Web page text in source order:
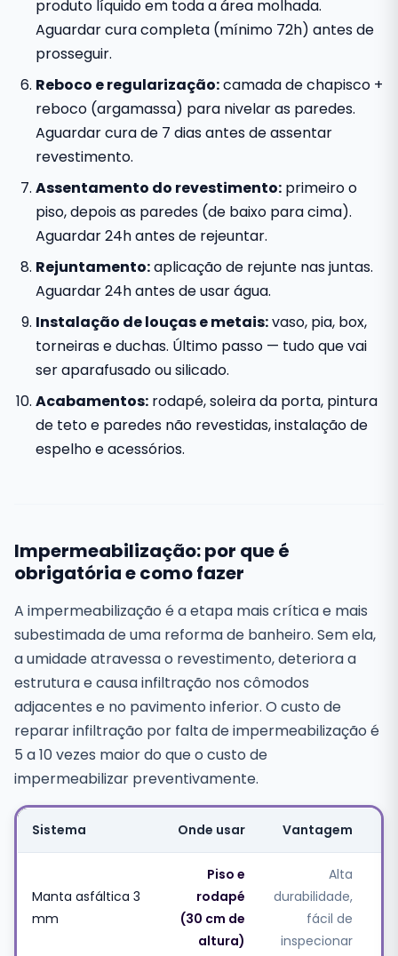
produto líquido em toda a área molhada.
Aguardar cura completa (mínimo 72h) antes de
prosseguir.
Reboco e regularização:camada de chapisco +
reboco (argamassa) para nivelar as paredes.
Aguardar cura de 7 dias antes de assentar
revestimento.
Assentamento do revestimento: primeiro o
piso, depois as paredes (de baixo para cima).
Aguardar 24h antes de rejeuntar.
Rejuntamento:aplicação de rejunte nas juntas.
Aguardar 24h antes de usar água.
Instalação de louças e metais:vaso, pia, box,
torneiras e duchas. Último passo — tudo que vai
ser aparafusado ou silicado.
Acabamentos: rodapé, soleira da porta, pintura
de teto e paredes não revestidas, instalação de
espelho e acessórios.
Impermeabilização: por que é
obrigatória e como fazer
A impermeabilização é a etapa mais crítica e mais
subestimada de uma reforma de banheiro. Sem ela,
a umidade atravessa o revestimento, deteriora a
estrutura e causa infiltração nos cômodos
adjacentes e no pavimento inferior. O custo de
reparar infiltração por falta de impermeabilização é
5 a 10 vezes maior do que o custo de
impermeabilizar preventivamente.
Sistema Onde usar Vantagem
Manta asfáltica 3
mm
Piso e
rodapé
(30 cm de
altura)
Alta
durabilidade,
fácil de
inspecionar